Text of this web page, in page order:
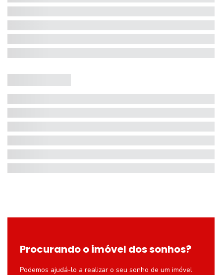
Procurando o imóvel dos sonhos?
Podemos ajudá-lo a realizar o seu sonho de um imóvel